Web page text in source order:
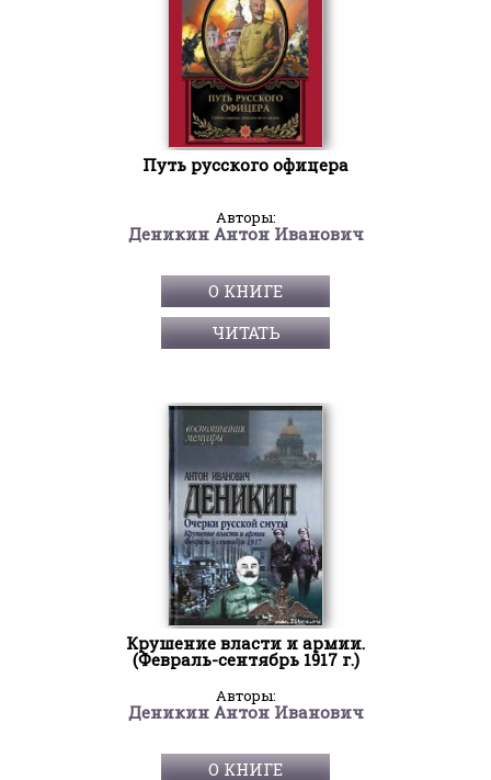
Путь русского офицера
Авторы:
Деникин Антон Иванович
О КНИГЕ
ЧИТАТЬ
Крушение власти и армии.
(Февраль-сентябрь 1917 г.)
Авторы:
Деникин Антон Иванович
О КНИГЕ